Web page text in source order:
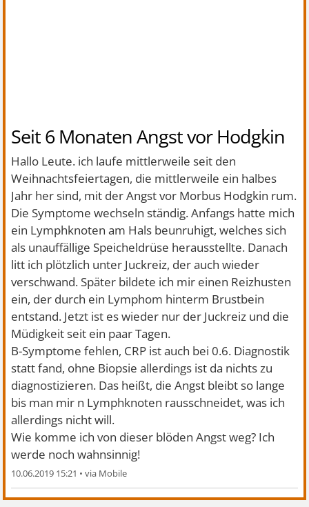
Seit 6 Monaten Angst vor Hodgkin
Hallo Leute. ich laufe mittlerweile seit den
Weihnachtsfeiertagen, die mittlerweile ein halbes
Jahr her sind, mit der Angst vor Morbus Hodgkin rum.
Die Symptome wechseln ständig. Anfangs hatte mich
ein Lymphknoten am Hals beunruhigt, welches sich
als unauffällige Speicheldrüse herausstellte. Danach
litt ich plötzlich unter Juckreiz, der auch wieder
verschwand. Später bildete ich mir einen Reizhusten
ein, der durch ein Lymphom hinterm Brustbein
entstand. Jetzt ist es wieder nur der Juckreiz und die
Müdigkeit seit ein paar Tagen.
B-Symptome fehlen, CRP ist auch bei 0.6. Diagnostik
statt fand, ohne Biopsie allerdings ist da nichts zu
diagnostizieren. Das heißt, die Angst bleibt so lange
bis man mir n Lymphknoten rausschneidet, was ich
allerdings nicht will.
Wie komme ich von dieser blöden Angst weg? Ich
werde noch wahnsinnig!
10.06.2019 15:21 •